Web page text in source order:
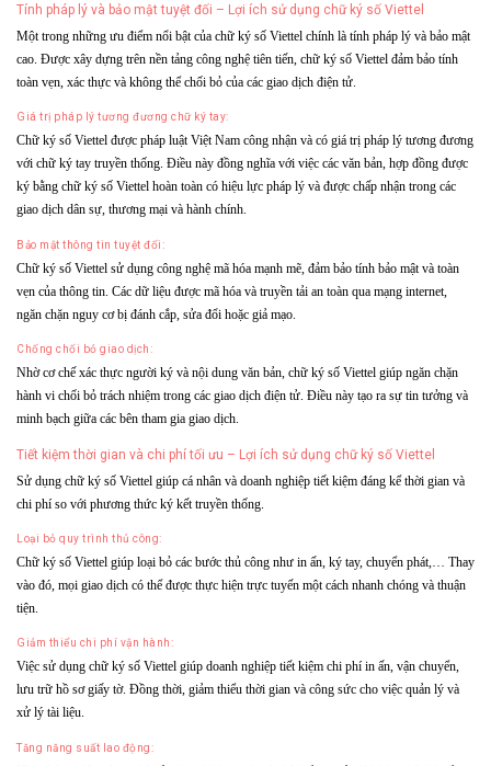
Tính pháp lý và bảo mật tuyệt đối – Lợi ích sử dụng chữ ký số Viettel
Một trong những ưu điểm nổi bật của chữ ký số Viettel chính là tính pháp lý và bảo mật
cao. Được xây dựng trên nền tảng công nghệ tiên tiến, chữ ký số Viettel đảm bảo tính
toàn vẹn, xác thực và không thể chối bỏ của các giao dịch điện tử.
Giá trị pháp lý tương đương chữ ký tay:
Chữ ký số Viettel được pháp luật Việt Nam công nhận và có giá trị pháp lý tương đương
với chữ ký tay truyền thống. Điều này đồng nghĩa với việc các văn bản, hợp đồng được
ký bằng chữ ký số Viettel hoàn toàn có hiệu lực pháp lý và được chấp nhận trong các
giao dịch dân sự, thương mại và hành chính.
Bảo mật thông tin tuyệt đối:
Chữ ký số Viettel sử dụng công nghệ mã hóa mạnh mẽ, đảm bảo tính bảo mật và toàn
vẹn của thông tin. Các dữ liệu được mã hóa và truyền tải an toàn qua mạng internet,
ngăn chặn nguy cơ bị đánh cắp, sửa đổi hoặc giả mạo.
Chống chối bỏ giao dịch:
Nhờ cơ chế xác thực người ký và nội dung văn bản, chữ ký số Viettel giúp ngăn chặn
hành vi chối bỏ trách nhiệm trong các giao dịch điện tử. Điều này tạo ra sự tin tưởng và
minh bạch giữa các bên tham gia giao dịch.
Tiết kiệm thời gian và chi phí tối ưu – Lợi ích sử dụng chữ ký số Viettel
Sử dụng chữ ký số Viettel giúp cá nhân và doanh nghiệp tiết kiệm đáng kể thời gian và
chi phí so với phương thức ký kết truyền thống.
Loại bỏ quy trình thủ công:
Chữ ký số Viettel giúp loại bỏ các bước thủ công như in ấn, ký tay, chuyển phát,… Thay
vào đó, mọi giao dịch có thể được thực hiện trực tuyến một cách nhanh chóng và thuận
tiện.
Giảm thiểu chi phí vận hành:
Việc sử dụng chữ ký số Viettel giúp doanh nghiệp tiết kiệm chi phí in ấn, vận chuyển,
lưu trữ hồ sơ giấy tờ. Đồng thời, giảm thiểu thời gian và công sức cho việc quản lý và
xử lý tài liệu.
Tăng năng suất lao động: